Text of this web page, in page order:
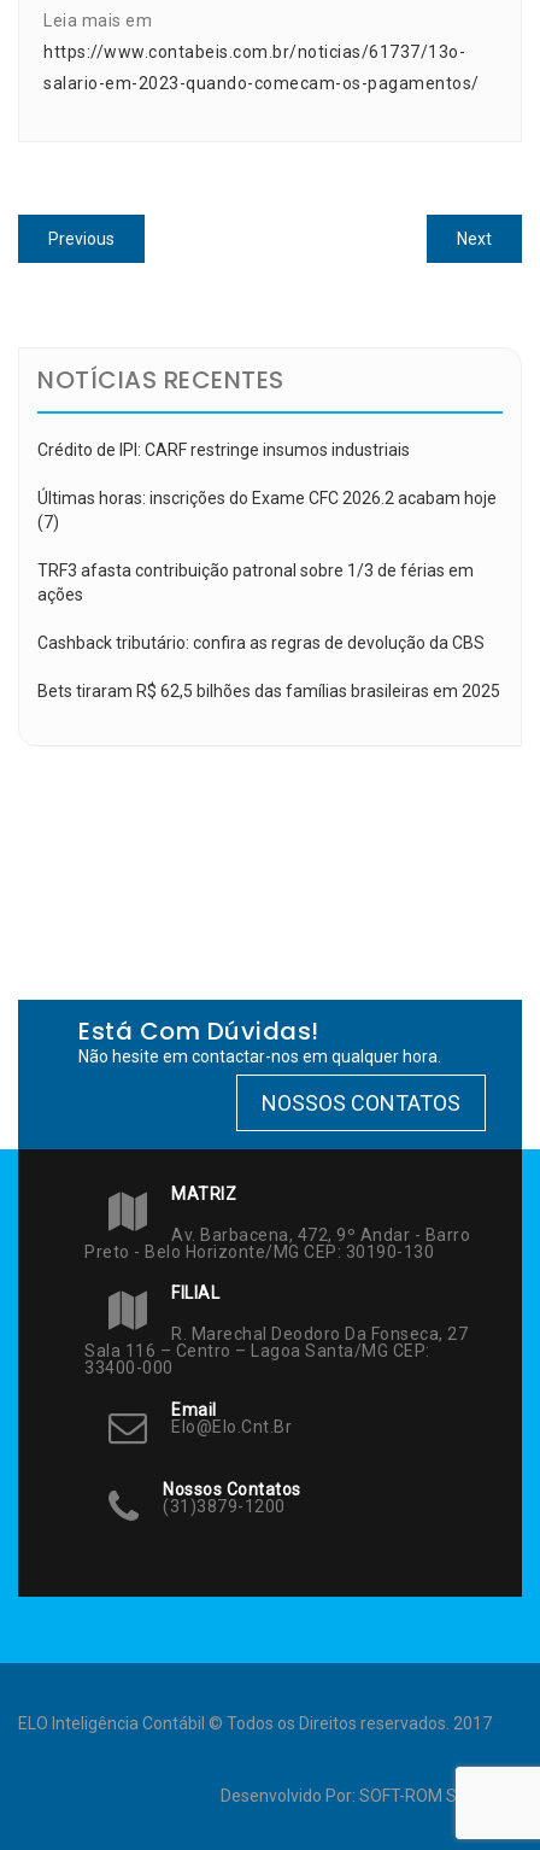
Leia mais em
https://www.contabeis.com.br/noticias/61737/13o-
salario-em-2023-quando-comecam-os-pagamentos/
Navegação
de
Previous
post:
NextNext
post:
NOTÍCIAS RECENTES
Crédito de IPI: CARF restringe insumos industriais
Últimas horas: inscrições do Exame CFC 2026.2 acabam hoje
(7)
TRF3 afasta contribuição patronal sobre 1/3 de férias em
ações
Cashback tributário: confira as regras de devolução da CBS
Bets tiraram R$ 62,5 bilhões das famílias brasileiras em 2025
Está Com Dúvidas!
Não hesite em contactar-nos em qualquer hora.
NOSSOS CONTATOS
MATRIZ
Av. Barbacena, 472, 9º Andar - Barro
Preto - Belo Horizonte/MG CEP: 30190-130
FILIAL
R. Marechal Deodoro Da Fonseca, 27
Sala 116 – Centro – Lagoa Santa/MG CEP:
33400-000
Email
Elo@elo.cnt.br
Nossos Contatos
(31)3879-1200
ELO Inteligência Contábil © Todos os Direitos reservados. 2017
Desenvolvido Por: SOFT-ROM Sistemas